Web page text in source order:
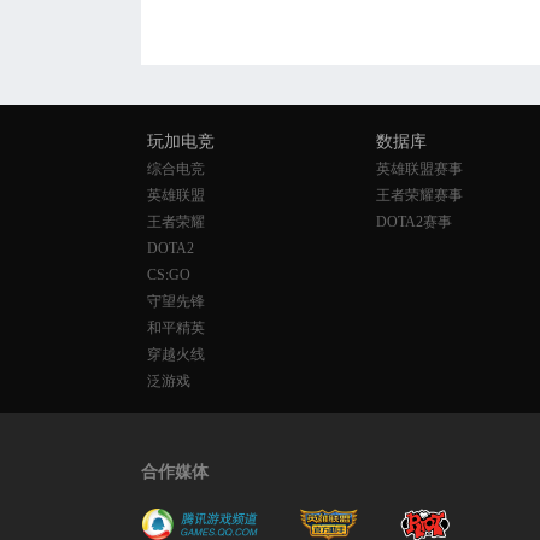
玩加电竞
综合电竞
英雄联盟
王者荣耀
DOTA2
CS:GO
守望先锋
和平精英
穿越火线
泛游戏
数据库
英雄联盟赛事
王者荣耀赛事
DOTA2赛事
合作媒体